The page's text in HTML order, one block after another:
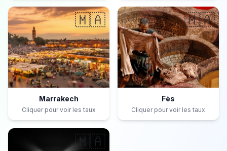
🇲🇦
Marrakech
Cliquer pour voir les taux
🇲🇦
Fès
Cliquer pour voir les taux
🇲🇦